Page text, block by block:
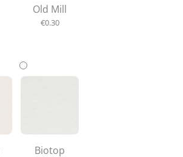
Old Mill
€0.30
Biotop